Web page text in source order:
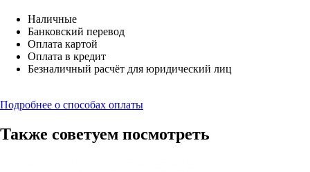
Наличные
Банковский перевод
Оплата картой
Оплата в кредит
Безналичный расчёт для юридический лиц
Подробнее о способах оплаты
Также советуем посмотреть